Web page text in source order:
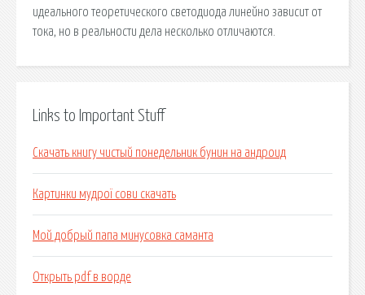
идеального теоретического светодиода линейно зависит от
тока, но в реальности дела несколько отличаются.
Links to Important Stuff
Скачать книгу чистый понедельник бунин на андроид
Картинки мудрої сови скачать
Мой добрый папа минусовка саманта
Открыть pdf в ворде